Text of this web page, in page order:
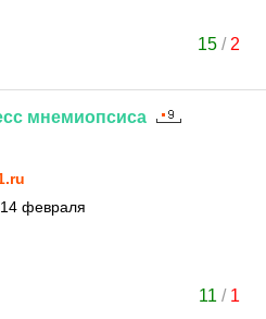
15 / 2
мнемиопсиса
февраля
11 / 1